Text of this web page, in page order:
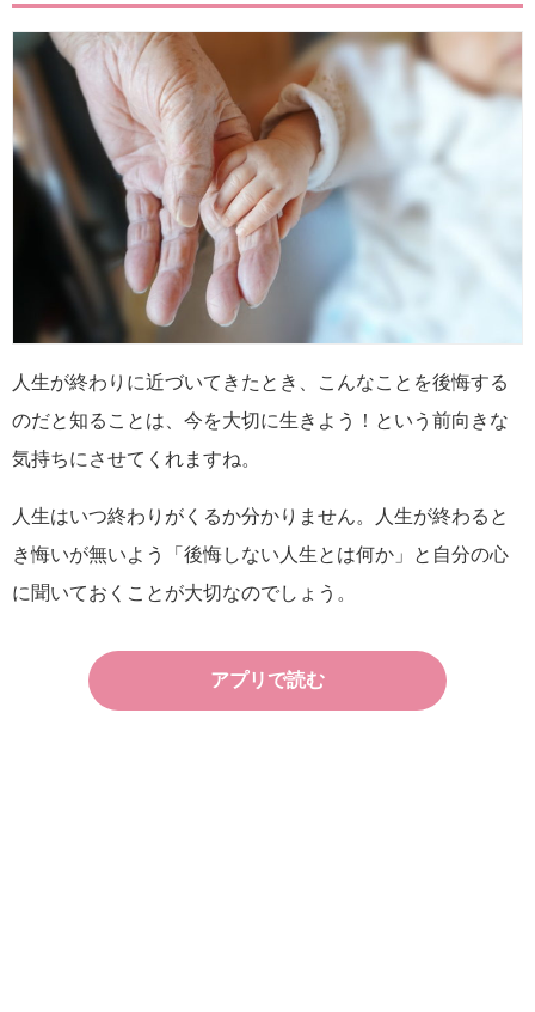
人生が終わりに近づいてきたとき、こんなことを後悔する
のだと知ることは、今を大切に生きよう！という前向きな
気持ちにさせてくれますね。
人生はいつ終わりがくるか分かりません。人生が終わると
き悔いが無いよう「後悔しない人生とは何か」と自分の心
に聞いておくことが大切なのでしょう。
アプリで読む